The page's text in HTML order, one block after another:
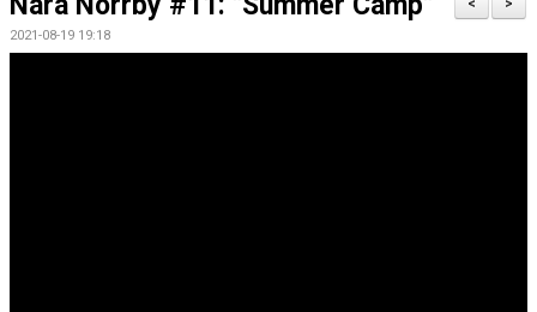
NYHETER
>
<
2021-08-19 19:18